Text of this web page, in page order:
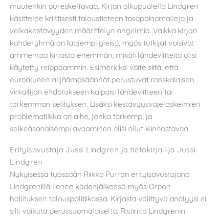
muutenkin pureskeltavaa. Kirjan alkupuolella Lindgren
käsittelee kriittisesti taloustieteen tasapainomalleja ja
velkakestävyyden määrittelyn ongelmia. Vaikka kirjan
kohderyhmä on laajempi yleisö, myös tutkijat voisivat
ammentaa kirjasta enemmän, mikäli lähdeviitteitä olisi
käytetty reippaammin. Esimerkiksi väite siitä, että
euroalueen alijäämäsäännöt perustuvat ranskalaisen
virkailijan ehdotukseen kaipaisi lähdeviitteen tai
tarkemman selityksen. Lisäksi kestävyysvajelaskelmien
problematiikka on aihe, jonka tarkempi ja
selkeäsanaisempi avaaminen olisi ollut kiinnostavaa.
Erityisavustaja Jussi Lindgren ja tietokirjailija Jussi
Lindgren
Nykyisessä työssään Riikka Purran erityisavustajana
Lindgrenillä lienee kädenjälkensä myös Orpon
hallituksen talouspolitiikassa. Kirjasta välittyvä analyysi ei
silti vaikuta perussuomalaiselta. Ristiriita Lindgrenin